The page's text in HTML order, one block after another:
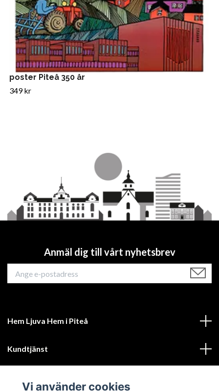
poster Piteå 350 år
349 kr
Anmäl dig till vårt nyhetsbrev
Hem Ljuva Hem i Piteå
Kundtjänst
Vi använder cookies